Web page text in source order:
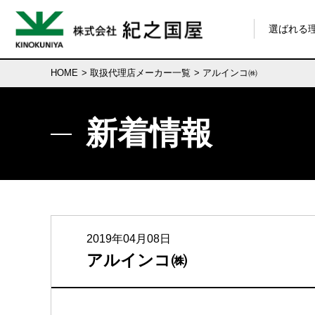
選ばれる
HOME > 取扱代理店メーカー一覧 > アルインコ㈱
新着情報
2019年04月08日
アルインコ㈱